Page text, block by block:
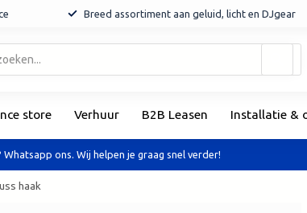
Breed assortiment aan geluid, licht en DJgear
store Verhuur B2B Leasen Installatie &
ons. Wij helpen je graag snel verder!
haak